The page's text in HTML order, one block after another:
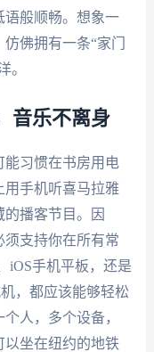
语般顺畅。想象一
佛拥有一条“家门
。
音乐不离身
能习惯在书房用电
用手机听喜马拉雅
播客节目。因
须支持你在所有常
iOS手机平板，还是
，都应该能够轻松
人，多个设备，
以坐在纽约的地铁